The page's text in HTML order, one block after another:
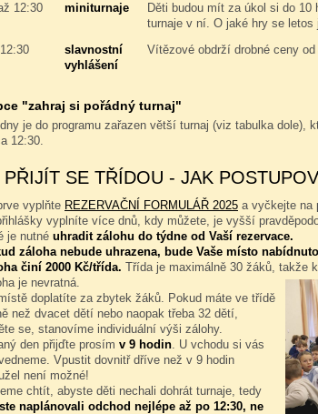
12:30
miniturnaje
Děti budou mít za úkol si do 10
turnaje v ní. O jaké hry se letos
slavnostní
vyhlášení
Vítězové obdrží drobné ceny od
"zahraj si pořádný turnaj"
je do programu zařazen větší turnaj (viz tabulka
12:30.
PŘIJÍT SE TŘÍDOU - JAK
vyplňte REZERVAČNÍ FORMULÁŘ 2025 a vyčkejte na
vyplníte více dnů, kdy můžete, je vyšší
je nutné uhradit zálohu do týdne od Vaší rezervace.
záloha nebude uhrazena, bude Vaše místo
činí 2000 Kč/třída. Třída je maximálně 30 žáků, takže
je nevratná.
doplatíte za zbytek žáků. Pokud máte ve třídě
než dvacet dětí nebo naopak třeba 32 dětí,
se, stanovíme individuální výši zálohy.
den přijďte prosím v 9 hodin. U vchodu si vás
Vpustit dovnitř dříve než v 9 hodin
není možné!
chtít, abyste děti nechali dohrát turnaje, tedy
naplánovali odchod nejlépe až po 12:30, ne